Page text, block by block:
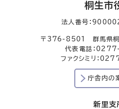
桐生市
法人番号：
〒376-8501 群馬県桐
代表電話：
ファクシミリ：
庁舎内の
新里支